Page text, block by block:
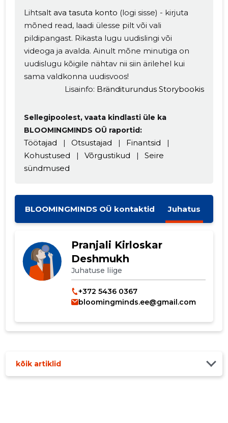
Lihtsalt ava tasuta konto (logi sisse) - kirjuta
mõned read, laadi ülesse pilt või vali
pildipangast. Rikasta lugu uudislingi või
videoga ja avalda. Ainult mõne minutiga on
uudislugu kõigile nähtav nii siin ärilehel kui
sama valdkonna uudisvoos!
Lisainfo: Bränditurundus Storybookis
Sellegipoolest, vaata kindlasti üle ka
BLOOMINGMINDS OÜ raportid:
Töötajad | Otsustajad | Finantsid
|
Kohustused
| Võrgustikud |
Seire
sündmused
BLOOMINGMINDS OÜ kontaktid Juhatus
Pranjali Kirloskar
Deshmukh
Juhatuse liige
+372 5436 0367
bloomingminds.ee@gmail.com
kõik artiklid
Muuda pildi
kirjeldust
MUUDA